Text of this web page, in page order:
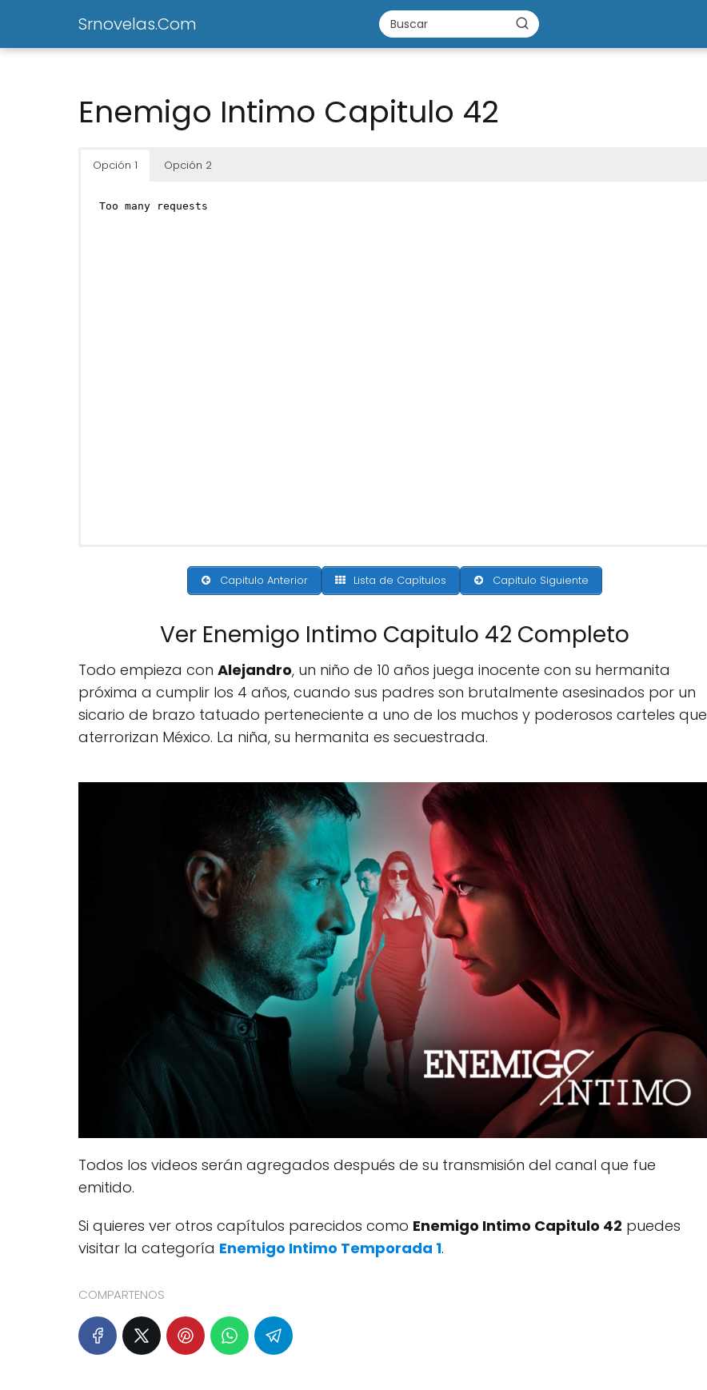
Srnovelas.Com
Enemigo Intimo Capitulo 42
Opción 1 Opción 2
Capitulo Anterior Lista de Capítulos Capitulo Siguiente
Ver Enemigo Intimo Capitulo 42 Completo
Todo empieza con Alejandro, un niño de 10 años juega inocente con su hermanita
próxima a cumplir los 4 años, cuando sus padres son brutalmente asesinados por un
sicario de brazo tatuado perteneciente a uno de los muchos y poderosos carteles que
aterrorizan México. La niña, su hermanita es secuestrada.
Todos los videos serán agregados después de su transmisión del canal que fue
emitido.
Si quieres ver otros capítulos parecidos como Enemigo Intimo Capitulo 42 puedes
visitar la categoría Enemigo Intimo Temporada 1.
COMPARTENOS